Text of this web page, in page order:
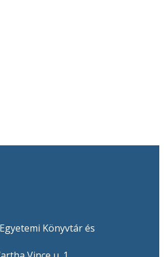
Könyvtár és